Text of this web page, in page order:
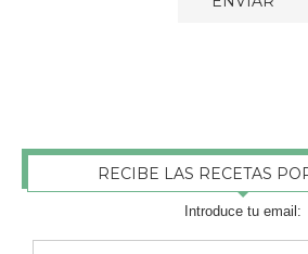
RECIBE LAS RECETAS
Introduce tu email: